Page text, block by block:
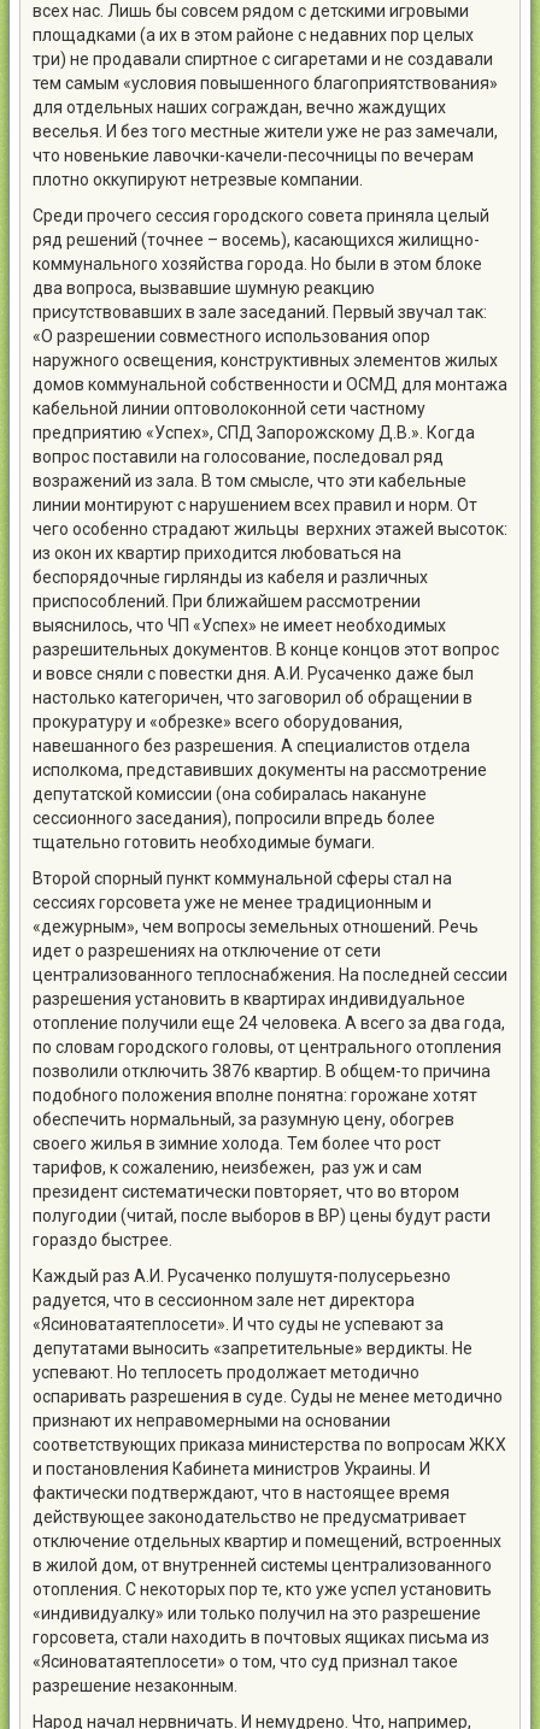
всех нас. Лишь бы совсем рядом с детскими игровыми
площадками (а их в этом районе с недавних пор целых
три) не продавали спиртное с сигаретами и не создавали
тем самым «условия повышенного благоприятствования»
для отдельных наших сограждан, вечно жаждущих
веселья. И без того местные жители уже не раз замечали,
что новенькие лавочки-качели-песочницы по вечерам
плотно оккупируют нетрезвые компании.
Cреди прочего сессия городского совета приняла целый
ряд решений (точнее – восемь), касающихся жилищно-
коммунального хозяйства города. Но были в этом блоке
два вопроса, вызвавшие шумную реакцию
присутствовавших в зале заседаний. Первый звучал так:
«О разрешении совместного использования опор
наружного освещения, конструктивных элементов жилых
домов коммунальной собственности и ОСМД для монтажа
кабельной линии оптоволоконной сети частному
предприятию «Успех», СПД Запорожскому Д.В.». Когда
вопрос поставили на голосование, последовал ряд
возражений из зала. В том смысле, что эти кабельные
линии монтируют с нарушением всех правил и норм. От
чего особенно страдают жильцы верхних этажей высоток:
из окон их квартир приходится любоваться на
беспорядочные гирлянды из кабеля и различных
приспособлений. При ближайшем рассмотрении
выяснилось, что ЧП «Успех» не имеет необходимых
разрешительных документов. В конце концов этот вопрос
и вовсе сняли с повестки дня. А.И. Русаченко даже был
настолько категоричен, что заговорил об обращении в
прокуратуру и «обрезке» всего оборудования,
навешанного без разрешения. А специалистов отдела
исполкома, представивших документы на рассмотрение
депутатской комиссии (она собиралась накануне
сессионного заседания), попросили впредь более
тщательно готовить необходимые бумаги.
Второй спорный пункт коммунальной сферы стал на
сессиях горсовета уже не менее традиционным и
«дежурным», чем вопросы земельных отношений. Речь
идет о разрешениях на отключение от сети
централизованного теплоснабжения. На последней сессии
разрешения установить в квартирах индивидуальное
отопление получили еще 24 человека. А всего за два года,
по словам городского головы, от центрального отопления
позволили отключить 3876 квартир. В общем-то причина
подобного положения вполне понятна: горожане хотят
обеспечить нормальный, за разумную цену, обогрев
своего жилья в зимние холода. Тем более что рост
тарифов, к сожалению, неизбежен, раз уж и сам
президент систематически повторяет, что во втором
полугодии (читай, после выборов в ВР) цены будут расти
гораздо быстрее.
Каждый раз А.И. Русаченко полушутя-полусерьезно
радуется, что в сессионном зале нет директора
«Ясиноватаятеплосети». И что суды не успевают за
депутатами выносить «запретительные» вердикты. Не
успевают. Но теплосеть продолжает методично
оспаривать разрешения в суде. Суды не менее методично
признают их неправомерными на основании
соответствующих приказа министерства по вопросам ЖКХ
и постановления Кабинета министров Украины. И
фактически подтверждают, что в настоящее время
действующее законодательство не предусматривает
отключение отдельных квартир и помещений, встроенных
в жилой дом, от внутренней системы централизованного
отопления. С некоторых пор те, кто уже успел установить
«индивидуалку» или только получил на это разрешение
горсовета, стали находить в почтовых ящиках письма из
«Ясиноватаятеплосети» о том, что суд признал такое
разрешение незаконным.
Народ начал нервничать. И немудрено. Что, например,